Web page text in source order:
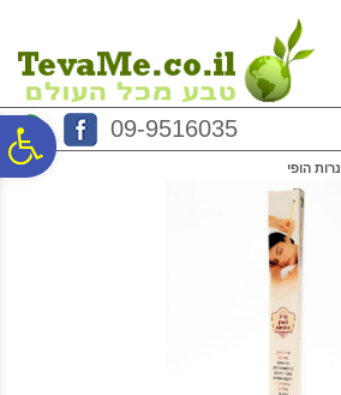
נגישות
המרכזי
09-9516035
נרות הופי